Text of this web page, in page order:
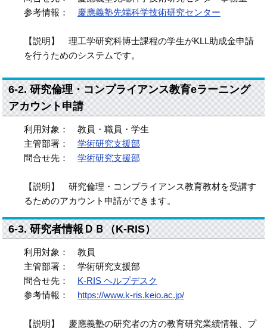
参考情報：
慶應義塾先端科学技術研究センター
【説明】 理工学研究科博士課程の学生がKLL助成金申請
を行うためのシステムです。
6-2. 研究倫理・コンプライアンス教育eラーニング
アカウント申請
利用対象： 教員・職員・学生
主管部署： 学術研究支援部
問合せ先： 学術研究支援部
【説明】 研究倫理・コンプライアンス教育教材を受講す
るためのアカウント申請ができます。
6-3. 研究者情報ＤＢ（K-RIS）
利用対象： 教員
主管部署： 学術研究支援部
問合せ先： K-RIS ヘルプデスク
参考情報： https://www.k-ris.keio.ac.jp/
【説明】 慶應義塾の研究者の方の教育研究業績情報、プ